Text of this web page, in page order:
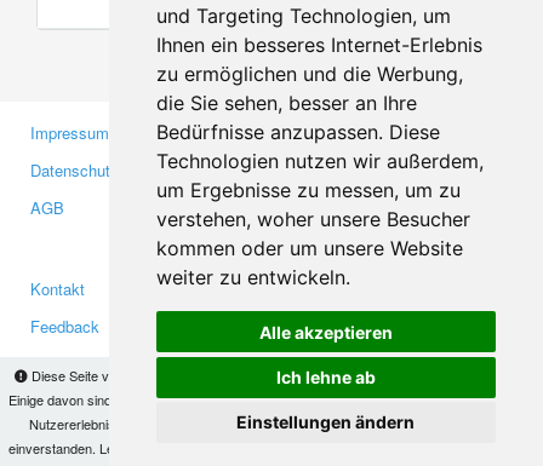
und Targeting Technologien, um
Ihnen ein besseres Internet-Erlebnis
zu ermöglichen und die Werbung,
die Sie sehen, besser an Ihre
Bedürfnisse anzupassen. Diese
Technologien nutzen wir außerdem,
um Ergebnisse zu messen, um zu
verstehen, woher unsere Besucher
kommen oder um unsere Website
weiter zu entwickeln.
Alle akzeptieren
Ich lehne ab
Einstellungen ändern
Diese Seite verwendet Cookies, um Informationen auf Ihrem Computer zu speichern.
Einige davon sind notwendig, damit unsere Seite funktioniert, andere helfen uns dabei, das
Nutzererlebnis zu verbessern. Mit der Nutzung dieser Seite erklären Sie sich damit
einverstanden. Lesen Sie unsere
Impressum
Datenschutzerklärung
AGB
Gewerbetreibende
Investoren
Medien
Kontakt
Feedback
Facebook
Twitter
YouTube
Google+